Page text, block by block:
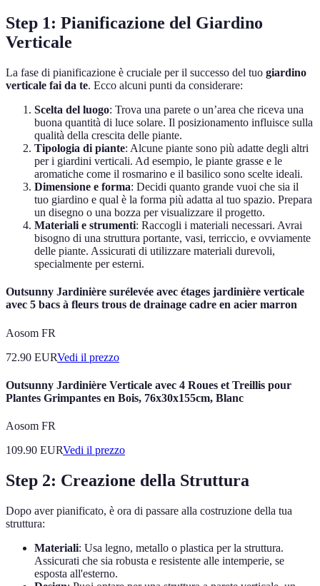
Step 1: Pianificazione del Giardino
Verticale
La fase di pianificazione è cruciale per il successo del tuo giardino
verticale fai da te. Ecco alcuni punti da considerare:
Scelta del luogo: Trova una parete o un’area che riceva una
buona quantità di luce solare. Il posizionamento influisce sulla
qualità della crescita delle piante.
Tipologia di piante: Alcune piante sono più adatte degli altri
per i giardini verticali. Ad esempio, le piante grasse e le
aromatiche come il rosmarino e il basilico sono scelte ideali.
Dimensione e forma: Decidi quanto grande vuoi che sia il
tuo giardino e qual è la forma più adatta al tuo spazio. Prepara
un disegno o una bozza per visualizzare il progetto.
Materiali e strumenti: Raccogli i materiali necessari. Avrai
bisogno di una struttura portante, vasi, terriccio, e ovviamente
delle piante. Assicurati di utilizzare materiali durevoli,
specialmente per esterni.
Outsunny Jardinière surélevée avec étages jardinière verticale
avec 5 bacs à fleurs trous de drainage cadre en acier marron
Aosom FR
72.90 EURVedi il prezzo
Outsunny Jardinière Verticale avec 4 Roues et Treillis pour
Plantes Grimpantes en Bois, 76x30x155cm, Blanc
Aosom FR
109.90 EURVedi il prezzo
Step 2: Creazione della Struttura
Dopo aver pianificato, è ora di passare alla costruzione della tua
struttura:
Materiali: Usa legno, metallo o plastica per la struttura.
Assicurati che sia robusta e resistente alle intemperie, se
esposta all'esterno.